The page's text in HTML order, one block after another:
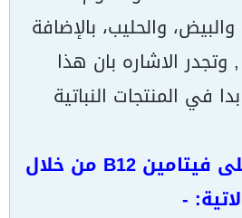
والبيض، والحليب، بالإضافة
وتجدر الاشاره بان هذا
في المنتجات النباتية
ويمكن الحصول على فيتامين B12 من خلال
-